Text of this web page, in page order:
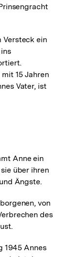
Versteck ein
15 Jahren
Vater, ist
Anne ein
über ihren
Ängste.
von
des
1945 Annes